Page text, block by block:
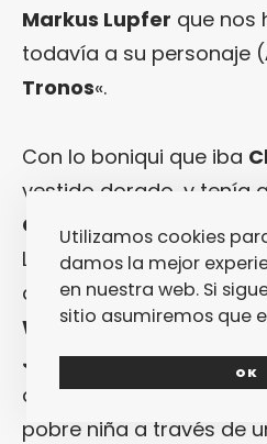
Markus Lupfer que nos
todavía a su personaje (
Tronos«.
Con lo boniqui que iba
vestido dorado, y tenía
Cox en su Naeem Khann
Lo mismo se aplica a
de
Padma Lakshmi y,
Winter(«Modern
Jasmique forzaba una
que parecía que
pobre niña a través de
Utilizamos cookies
damos la mejor
en nuestra web. Si
sitio asumiremos que
OK